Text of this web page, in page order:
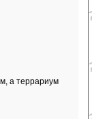
а террариум